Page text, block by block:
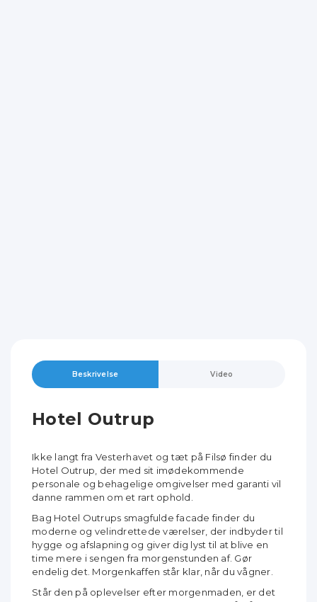
Beskrivelse Video
Hotel Outrup
Ikke langt fra Vesterhavet og tæt på Filsø finder du
Hotel Outrup, der med sit imødekommende
personale og behagelige omgivelser med garanti vil
danne rammen om et rart ophold.
Bag Hotel Outrups smagfulde facade finder du
moderne og velindrettede værelser, der indbyder til
hygge og afslapning og giver dig lyst til at blive en
time mere i sengen fra morgenstunden af. Gør
endelig det. Morgenkaffen står klar, når du vågner.
Står den på oplevelser efter morgenmaden, er det